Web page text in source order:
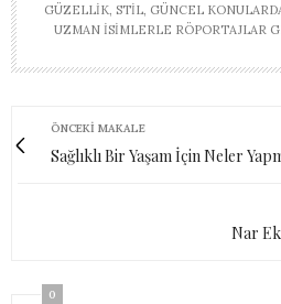
GÜZELLIK, STIL, GÜNCEL
UZMAN ISIMLERLE RÖPORTAJLAR
ÖNCEKI MAKALE
Sağlıklı Bir Yaşam İçin Neler
Nar
0